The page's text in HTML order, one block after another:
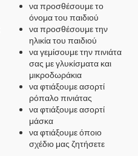
να προσθέσουμε το
όνομα του παιδιού
να προσθέσουμε την
ηλικία του παιδιού
να γεμίσουμε την πινιάτα
σας με γλυκίσματα και
μικροδωράκια
να φτιάξουμε ασορτί
ρόπαλο πινιάτας
να φτιάξουμε ασορτί
μάσκα
να φτιάξουμε όποιο
σχέδιο μας ζητήσετε